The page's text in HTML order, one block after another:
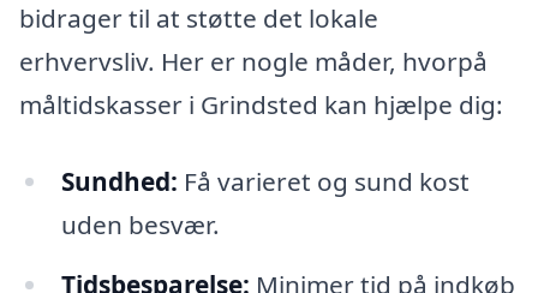
bidrager til at støtte det lokale
erhvervsliv. Her er nogle måder, hvorpå
måltidskasser i Grindsted kan hjælpe dig:
Sundhed: Få varieret og sund kost
uden besvær.
Tidsbesparelse: Minimer tid på indkøb